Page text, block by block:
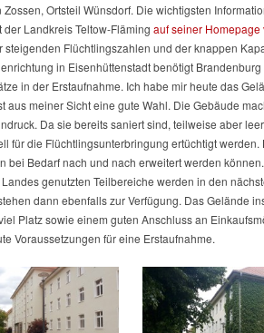
Zossen, Ortsteil Wünsdorf. Die wichtigsten
der Landkreis Teltow-Fläming auf seiner Homepage
steigenden Flüchtlingszahlen und der knappen
in Eisenhüttenstadt benötigt
in der Erstaufnahme. Ich habe mir heute das
aus meiner Sicht eine gute Wahl. Die Gebäude
Da sie bereits saniert sind, teilweise aber
für die Flüchtlingsunterbringung ertüchtigt werden.
bei Bedarf nach und nach erweitert werden
genutzten Teilbereiche werden in den
dann ebenfalls zur Verfügung. Das Gelände
Platz sowie einem guten Anschluss an
Voraussetzungen für eine Erstaufnahme.